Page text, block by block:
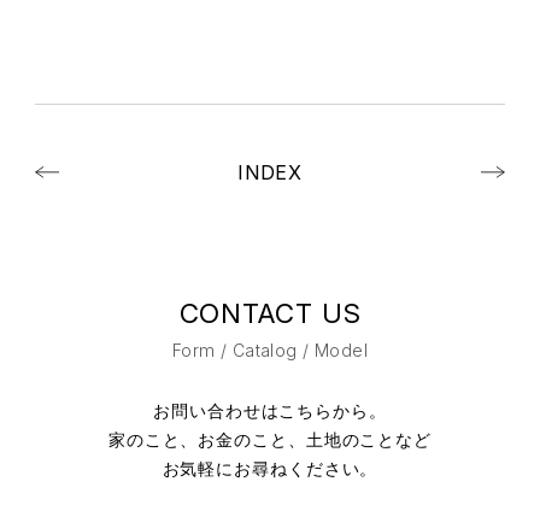
INDEX
CONTACT US
Form / Catalog / Model
お問い合わせはこちらから。
家のこと、お金のこと、土地のことなど
お気軽にお尋ねください。